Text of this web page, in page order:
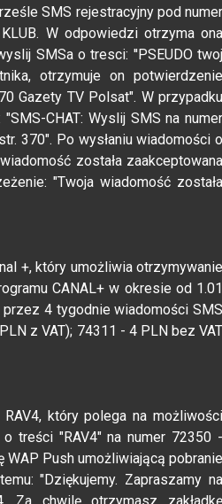
SMS rejestracyjny pod numer
W odpowiedzi otrzyma ona
SMSa o tresci: ''PSEUDO twoj
otrzymuje on potwierdzenie
Gazety TV Polsat". W przypadku
CHAT: Wyslij SMS na numer
370". Po wysłaniu wiadomości o
została zaakceptowana
"Twoja wiadomość została
+, który umożliwia otrzymywanie
CANAL+ w okresie od 1.01
przez 4 tygodnie wiadomości SMS
z VAT); 74311 - 4 PLN bez VAT
który polega na możliwości
treści "RAV4" na numer 72350 -
WAP Push umożliwiającą pobranie
"Dziękujemy. Zapraszamy na
Za chwilę otrzymasz zakładkę